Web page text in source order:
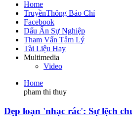
Home
TruyềnThông Báo Chí
Facebook
Dấu Ấn Sự Nghiệp
Tham Vấn Tâm Lý
Tài Liệu Hay
Multimedia
Video
Home
pham thi thuy
Dẹp loạn 'nhạc rác': Sự lệch